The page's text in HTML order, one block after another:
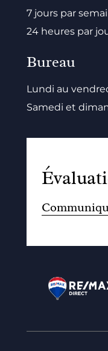
7 jours par
24 heures par
Bureau
Lundi au
Samedi et